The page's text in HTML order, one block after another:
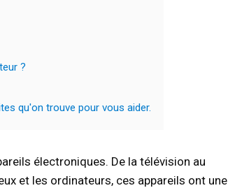
?
qu'on trouve pour vous aider.
électroniques. De la télévision au
et les ordinateurs, ces appareils ont une